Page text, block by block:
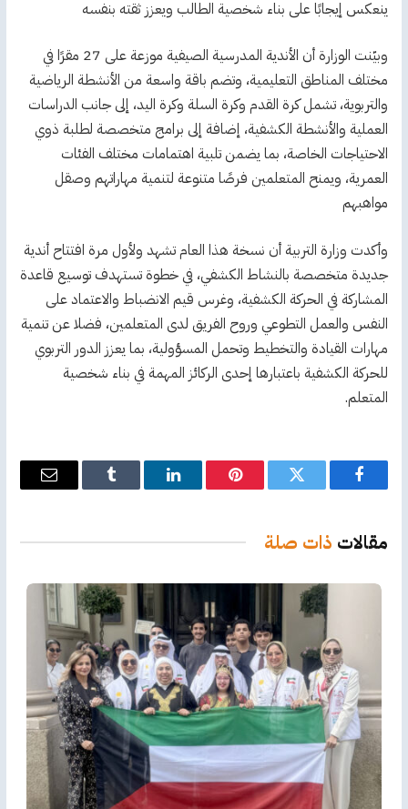
ينعكس إيجابًا على بناء شخصية الطالب ويعزز ثقته بنفسه
وبيّنت الوزارة أن الأندية المدرسية الصيفية موزعة على 27 مقرًا في
مختلف المناطق التعليمية، وتضم باقة واسعة من الأنشطة الرياضية
والتربوية، تشمل كرة القدم وكرة السلة وكرة اليد، إلى جانب الدراسات
العملية والأنشطة الكشفية، إضافة إلى برامج متخصصة لطلبة ذوي
الاحتياجات الخاصة، بما يضمن تلبية اهتمامات مختلف الفئات
العمرية، ويمنح المتعلمين فرصًا متنوعة لتنمية مهاراتهم وصقل
مواهبهم
وأكدت وزارة التربية أن نسخة هذا العام تشهد ولأول مرة افتتاح أندية
جديدة متخصصة بالنشاط الكشفي، في خطوة تستهدف توسيع قاعدة
المشاركة في الحركة الكشفية، وغرس قيم الانضباط والاعتماد على
النفس والعمل التطوعي وروح الفريق لدى المتعلمين، فضلا عن تنمية
مهارات القيادة والتخطيط وتحمل المسؤولية، بما يعزز الدور التربوي
للحركة الكشفية باعتبارها إحدى الركائز المهمة في بناء شخصية
المتعلم.
فيسبوك تويتر بينتيريستلينكدإن Tumblr
البريد
مقالات ذات صلة